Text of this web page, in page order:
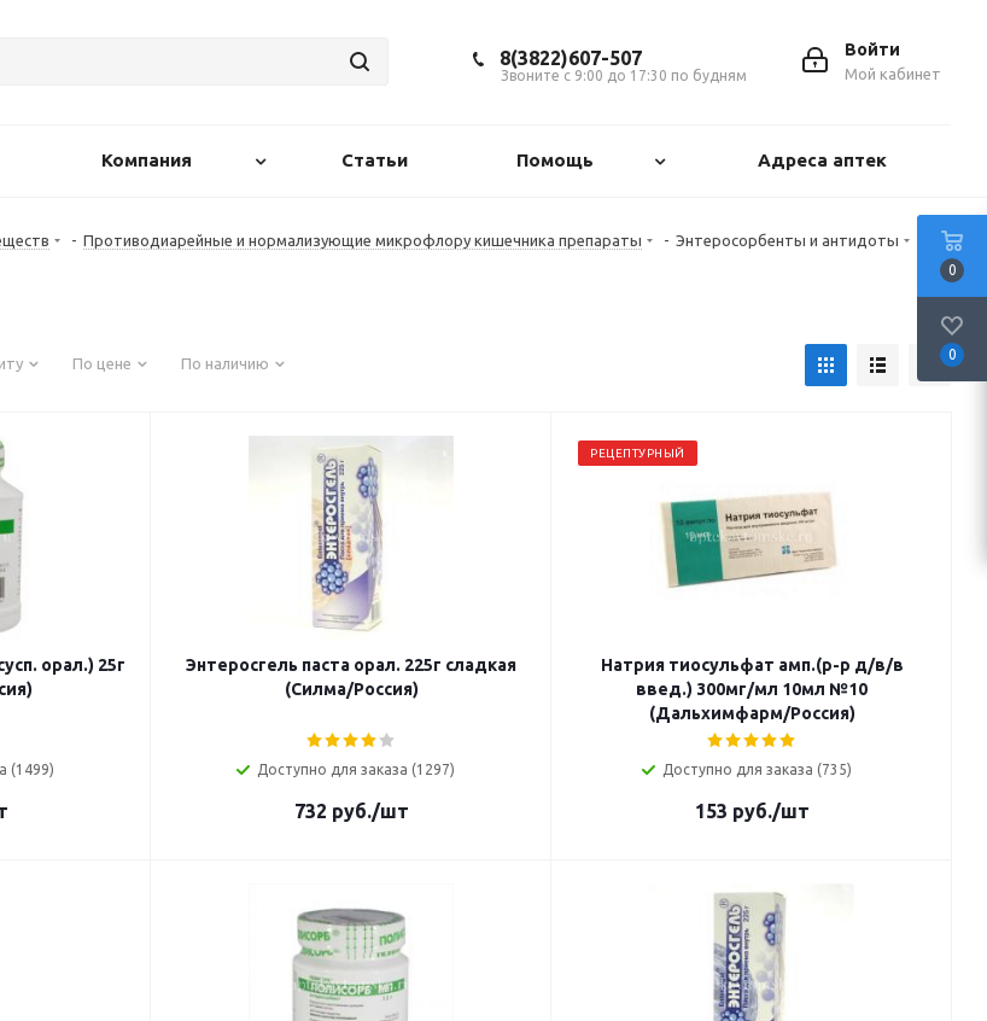
Войти
Мой кабинет
8(3822)607-507
Звоните с 9:00 до 17:30 по будням
Компания Статьи Помощь Адреса аптек
- Противодиарейные и нормализующие микрофлору кишечника препараты - Энтеросорбенты и антидоты
По цене По наличию
орал.) 25г
(1499)
Энтеросгель паста орал. 225г сладкая
(Силма/Россия)
Доступно для заказа (1297)
732 руб./шт
РЕЦЕПТУРНЫЙ
Натрия тиосульфат амп.(р-р д/в/в
введ.) 300мг/мл 10мл №10
(Дальхимфарм/Россия)
Доступно для заказа (735)
153 руб./шт
0
0